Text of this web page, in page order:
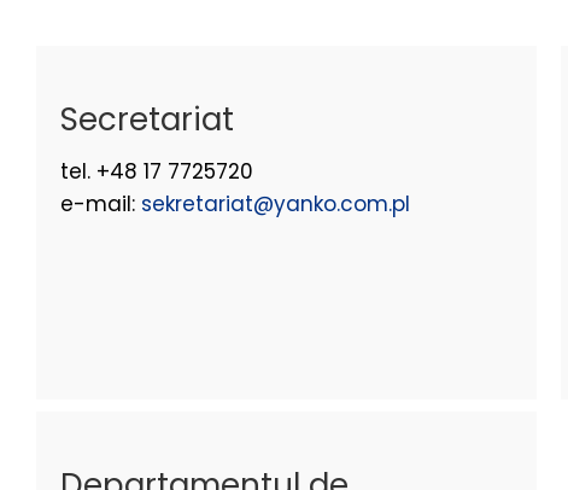
Secretariat
tel. +48 17 7725720
e-mail: sekretariat@yanko.com.pl